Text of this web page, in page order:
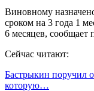
Виновному
сроком на 3 года 1
6 месяцев, сообщает
Сейчас читают:
Бастрыкин поручил
которую…